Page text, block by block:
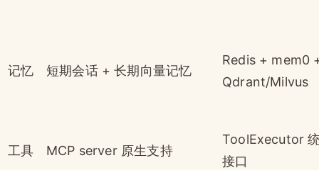
记忆 短期会话 + 长期向量记忆
Redis + mem0
Qdrant/Milvus
工具 MCP server 原生支持
ToolExecutor
接口